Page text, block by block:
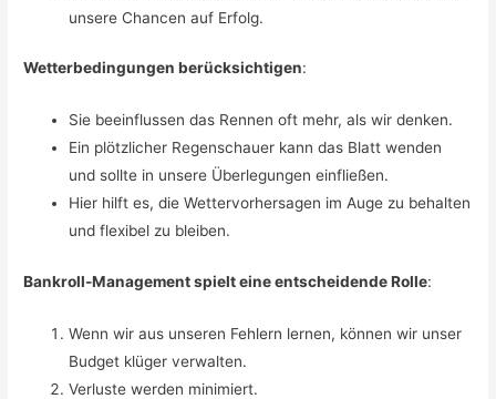
unsere Chancen auf Erfolg.
Wetterbedingungen berücksichtigen:
Sie beeinflussen das Rennen oft mehr, als wir denken.
Ein plötzlicher Regenschauer kann das Blatt wenden
und sollte in unsere Überlegungen einfließen.
Hier hilft es, die Wettervorhersagen im Auge zu behalten
und flexibel zu bleiben.
Bankroll-Management spielt eine entscheidende Rolle:
Wenn wir aus unseren Fehlern lernen, können wir unser
Budget klüger verwalten.
Verluste werden minimiert.